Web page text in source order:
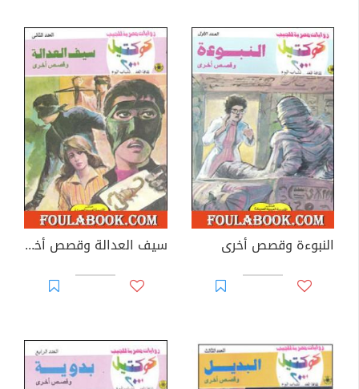
النبوءة وقصص أخرى سيف العدالة وقصص أخرى